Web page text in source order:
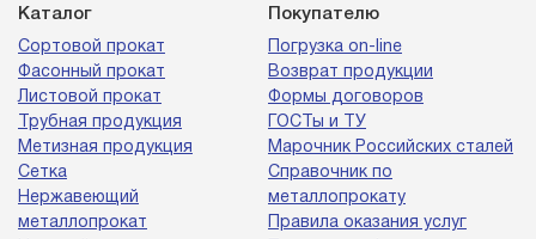
Каталог
Сортовой прокат
Фасонный прокат
Листовой прокат
Трубная продукция
Метизная продукция
Сетка
Нержавеющий
металлопрокат
Покупателю
Погрузка on-line
Возврат продукции
Формы договоров
ГОСТы и ТУ
Марочник Российских сталей
Справочник по
металлопрокату
Правила оказания услуг